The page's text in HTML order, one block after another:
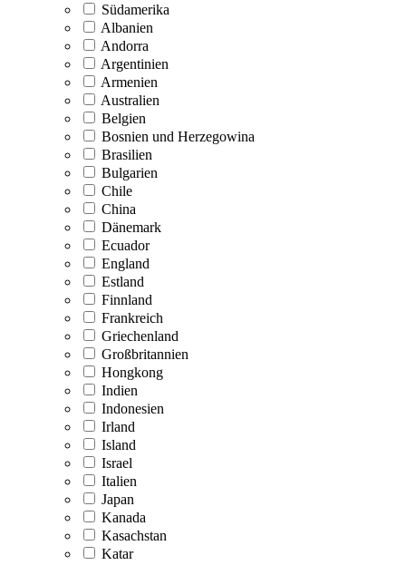
Südamerika
Albanien
Andorra
Argentinien
Armenien
Australien
Belgien
Bosnien und Herzegowina
Brasilien
Bulgarien
Chile
China
Dänemark
Ecuador
England
Estland
Finnland
Frankreich
Griechenland
Großbritannien
Hongkong
Indien
Indonesien
Irland
Island
Israel
Italien
Japan
Kanada
Kasachstan
Katar